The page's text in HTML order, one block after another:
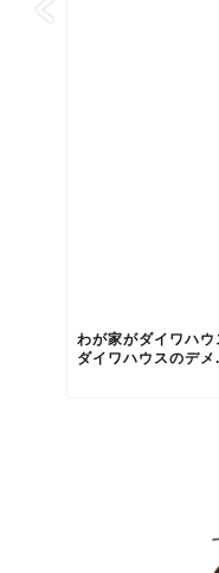
わが家がダイワハウ
ダイワハウスのデメ